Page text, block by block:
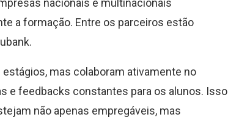
nacionais e multinacionais
a formação. Entre os parceiros estão
mas colaboram ativamente no
e feedbacks constantes para os alunos. Isso
não apenas empregáveis, mas